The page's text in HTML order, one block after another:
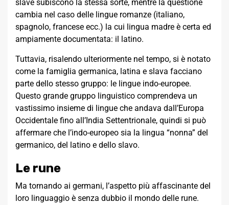
slave subiscono la stessa sorte, mentre la questione
cambia nel caso delle lingue romanze (italiano,
spagnolo, francese ecc.) la cui lingua madre è certa ed
ampiamente documentata: il latino.
Tuttavia, risalendo ulteriormente nel tempo, si è notato
come la famiglia germanica, latina e slava facciano
parte dello stesso gruppo: le lingue indo-europee.
Questo grande gruppo linguistico comprendeva un
vastissimo insieme di lingue che andava dall’Europa
Occidentale fino all’India Settentrionale, quindi si può
affermare che l’indo-europeo sia la lingua “nonna” del
germanico, del latino e dello slavo.
Le rune
Ma tornando ai germani, l’aspetto più affascinante del
loro linguaggio è senza dubbio il mondo delle rune.